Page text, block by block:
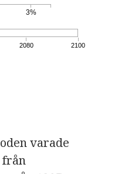
3%
2080 2100
varade
från